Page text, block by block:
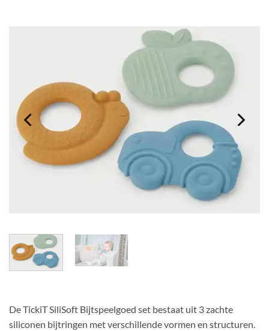
De TickiT SiliSoft Bijtspeelgoed set bestaat uit 3 zachte
siliconen bijtringen met verschillende vormen en structuren.